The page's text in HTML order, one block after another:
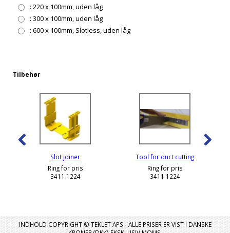
:: 220 x 100mm, uden låg
:: 300 x 100mm, uden låg
:: 600 x 100mm, Slotless, uden låg
Tilbehør
Slot joiner
Ring for pris
3411 1224
Tool for duct cutting
Ring for pris
3411 1224
INDHOLD COPYRIGHT © TEKLET APS - ALLE PRISER ER VIST I DANSKE